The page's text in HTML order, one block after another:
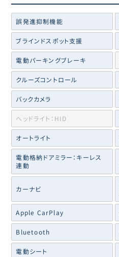
誤発進抑制機能
ブラインドスポット支援
電動パーキングブレーキ
クルーズコントロール
バックカメラ
ヘッドライト：HID
オートライト
電動格納ドアミラー：キーレス
連動
カーナビ
Apple CarPlay
Bluetooth
電動シート